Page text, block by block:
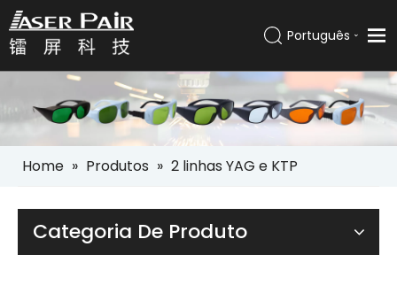
Produtos
Soluções
Notícias
Português
Español
Pусский
English
Home » Produtos » 2 linhas YAG e KTP
Categoria De Produto